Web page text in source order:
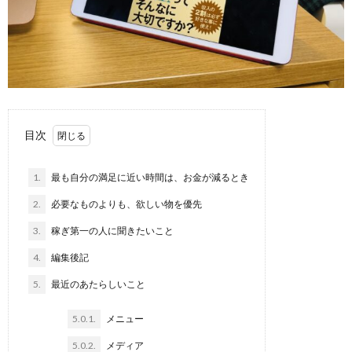
目次
1. 最も自分の満足に近い時間は、お金が減るとき
2. 必要なものよりも、欲しい物を優先
3. 稼ぎ第一の人に聞きたいこと
4. 編集後記
5. 最近のあたらしいこと
5.0.1. メニュー
5.0.2. メディア